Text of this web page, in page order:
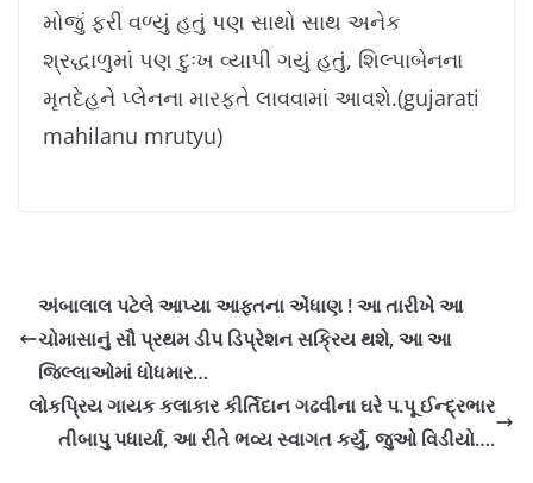
મોજું ફરી વળ્યું હતું પણ સાથો સાથ અનેક
શ્રદ્ધાળુમાં પણ દુઃખ વ્યાપી ગયું હતું, શિલ્પાબેનના
મૃતદેહને પ્લેનના મારફતે લાવવામાં આવશે.(gujarati
mahilanu mrutyu)
અંબાલાલ પટેલે આપ્યા આફતના એંધાણ ! આ તારીખે આ
ચોમાસાનું સૌ પ્રથમ ડીપ ડિપ્રેશન સક્રિય થશે, આ આ
જિલ્લાઓમાં ધોધમાર…
લોકપ્રિય ગાયક કલાકાર કીર્તિદાન ગઢવીના ઘરે પ.પૂ ઈન્દ્રભાર
તીબાપુ પધાર્યા, આ રીતે ભવ્ય સ્વાગત કર્યું, જુઓ વિડીયો….